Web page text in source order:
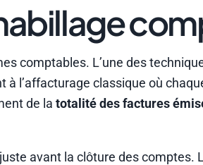
comptables. L’une des
à l’affacturage classique où
de la totalité des factures
avant la clôture des comptes.